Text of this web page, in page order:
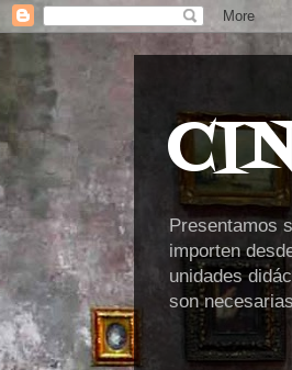
Presentamos
importen
unidades
son